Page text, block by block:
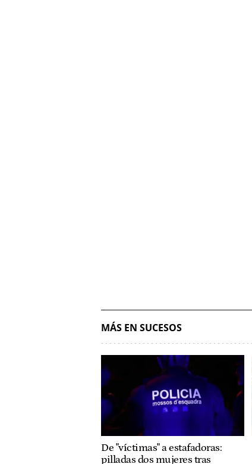
MÁS EN SUCESOS
De "víctimas" a estafadoras:
pilladas dos mujeres tras